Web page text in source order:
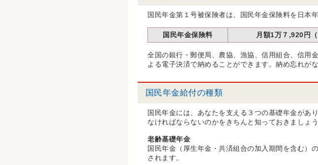
国民年金第１号被保険者は、国民年金保険料を日本
国民年金保険料 月額1万７,920円
全国の銀行・郵便局、農協、漁協、信用組合、信用
よる電子決済で納めることができます。納め忘れが
国民年金給付の種類
国民年金には、あなたを支える３つの基礎年金があ
なければならないのかをきちんと知っておきましょう
老齢基礎年金
国民年金（厚生年金・共済組合の加入期間を含む）
されます。